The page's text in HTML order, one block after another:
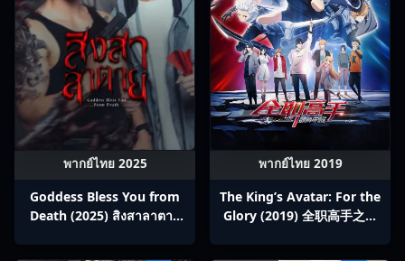
พากย์ไทย 2025
Goddess Bless You from
Death (2025) สิงสาลาตาย
พากย์ไทย 2019
The King’s Avatar: For the
Glory (2019) 全职高手之巅